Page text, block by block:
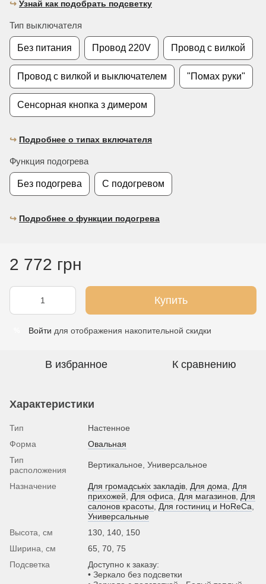
↪︎ Узнай как подобрать подсветку
Тип выключателя
Без питания Провод 220V Провод с вилкой
Провод с вилкой и выключателем "Помах руки"
Сенсорная кнопка з димером
↪︎ Подробнее о типах включателя
Функция подогрева
Без подогрева С подогревом
↪︎ Подробнее о функции подогрева
2 772 грн
Купить
Войти для отображения накопительной скидки
В избранное К сравнению
Характеристики
Тип
Настенное
Форма
Овальная
Тип
расположения
Вертикальное, Универсальное
Назначение Для громадськіх закладів, Для дома, Для
прихожей, Для офиса, Для магазинов, Для
салонов красоты, Для гостиниц и HoReCa,
Универсальные
Высота, см
130, 140, 150
Ширина, см
65, 70, 75
Подсветка
Доступно к заказу:
• Зеркало без подсветки